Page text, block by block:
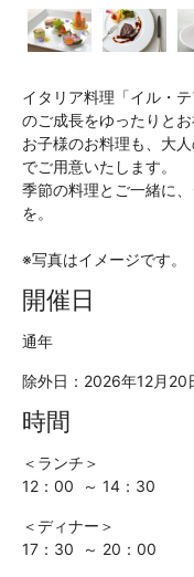
イタリア料理「イル・
のご成長をゆったりとお
お子様のお料理も、大
でご用意いたします。
季節の料理とご一緒に
を。
※写真はイメージです。
開催日
通年
除外日：2026年12月20
時間
＜ランチ＞
12：00 ～ 14：30
＜ディナー＞
17：30 ～ 20：00